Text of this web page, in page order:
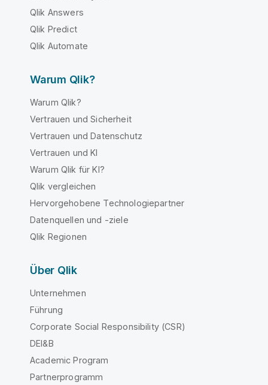
Qlik Answers
Qlik Predict
Qlik Automate
Warum Qlik?
Warum Qlik?
Vertrauen und Sicherheit
Vertrauen und Datenschutz
Vertrauen und KI
Warum Qlik für KI?
Qlik vergleichen
Hervorgehobene Technologiepartner
Datenquellen und -ziele
Qlik Regionen
Über Qlik
Unternehmen
Führung
Corporate Social Responsibility (CSR)
DEI&B
Academic Program
Partnerprogramm